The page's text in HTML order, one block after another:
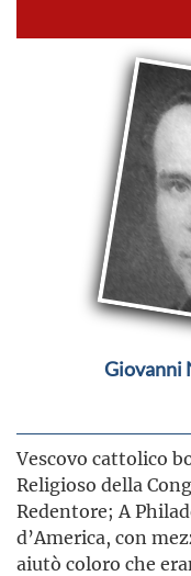
Giovanni
Vescovo cattolico
Religioso della
Redentore; A
d’America, con
aiutò coloro che